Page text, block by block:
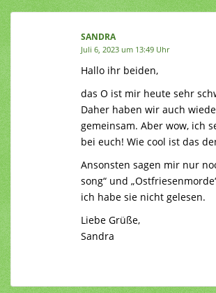
SANDRA
Juli 6, 2023 um 13:49 Uhr
Hallo ihr beiden,
das O ist mir heute sehr
Daher haben wir auch
gemeinsam. Aber wow, ich
bei euch! Wie cool ist das
Ansonsten sagen mir nur
song“ und
ich habe sie nicht gelesen.
Liebe Grüße,
Sandra